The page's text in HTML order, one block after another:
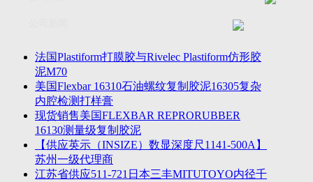
惠氏螺纹规、Tru-thread石油螺纹规、美国Gagemaker单项仪，
士TESA测高仪、德国Mahr马尔粗糙度仪、数显深度尺、东精
影像仪、英国Zodiac gauge、英国Original Gauge螺纹规等。
法国Plastiform打膜胶与Rivelec Plastiform仿形胶
泥M70
美国Flexbar 16310石油螺纹复制胶泥16305复杂
内腔检测打样膏
现货销售美国FLEXBAR REPRORUBBER
16130测量级复制胶泥
【供应英示（INSIZE）数显深度尺1141-500A】
苏州一级代理商
江苏省供应511-721日本三丰MITUTOYO内径千